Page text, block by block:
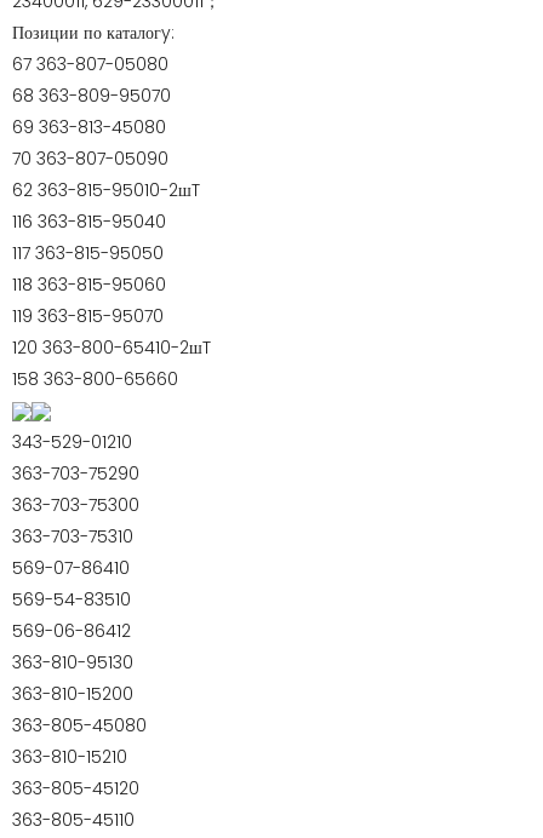
Позиции по каталогy:
67 363-807-05080
68 363-809-95070
69 363-813-45080
70 363-807-05090
62 363-815-95010-2шT
116 363-815-95040
117 363-815-95050
118 363-815-95060
119 363-815-95070
120 363-800-65410-2шT
158 363-800-65660
343-529-01210
363-703-75290
363-703-75300
363-703-75310
569-07-86410
569-54-83510
569-06-86412
363-810-95130
363-810-15200
363-805-45080
363-810-15210
363-805-45120
363-805-45110